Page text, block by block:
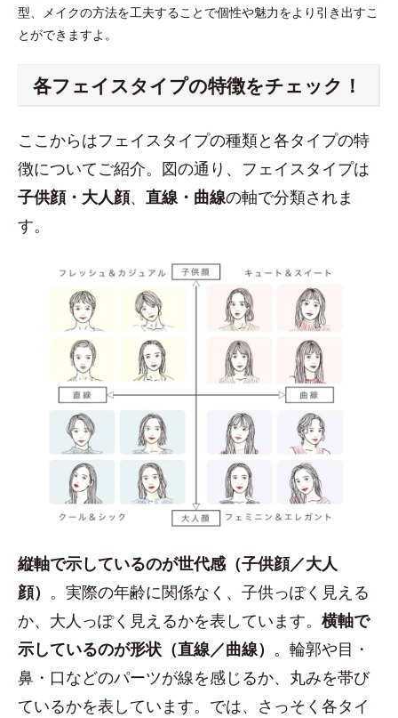
型、メイクの方法を工夫することで個性や魅力をより引き出すこ
とができますよ。
各フェイスタイプの特徴をチェック！
ここからはフェイスタイプの種類と各タイプの特
徴についてご紹介。図の通り、フェイスタイプは
子供顔・大人顔、 直線・曲線の軸で分類されま
す。
縦軸で示しているのが世代感（子供顔／大人
顔） 。実際の年齢に関係なく、子供っぽく見える
か、大人っぽく見えるかを表しています。 横軸で
示しているのが形状（直線／曲線） 。輪郭や目・
鼻・口などのパーツが線を感じるか、丸みを帯び
ているかを表しています。では、さっそく各タイ